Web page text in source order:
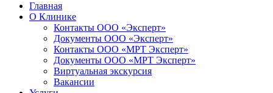
Главная
О Клинике
Контакты ООО «Эксперт»
Документы ООО «Эксперт»
Контакты ООО «МРТ Эксперт»
Документы ООО «МРТ Эксперт»
Виртуальная экскурсия
Вакансии